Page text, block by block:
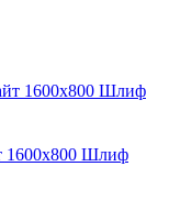
1600x800 Шлиф